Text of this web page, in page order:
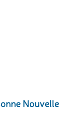
Nouvelle